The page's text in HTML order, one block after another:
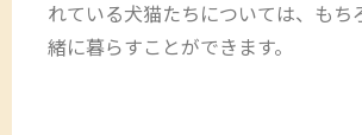
れている犬猫たちについては、もち
緒に暮らすことができます。